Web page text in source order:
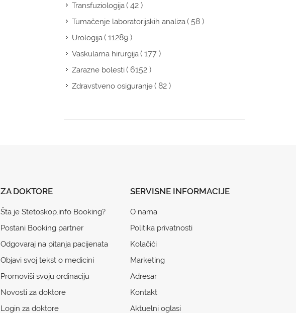
Transfuziologija( 42 )
Tumačenje laboratorijskih analiza( 58 )
Urologija( 11289 )
Vaskularna hirurgija( 177 )
Zarazne bolesti( 6152 )
Zdravstveno osiguranje( 82 )
ZA DOKTORE
Šta je Stetoskop.info Booking?
Postani Booking partner
Odgovaraj na pitanja pacijenata
Objavi svoj tekst o medicini
Promoviši svoju ordinaciju
Novosti za doktore
Login za doktore
SERVISNE INFORMACIJE
O nama
Politika privatnosti
Kolačići
Marketing
Adresar
Kontakt
Aktuelni oglasi